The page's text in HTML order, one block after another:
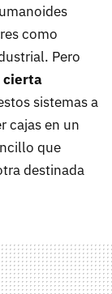
como
Pero
cierta
sistemas a
cajas en un
que
destinada